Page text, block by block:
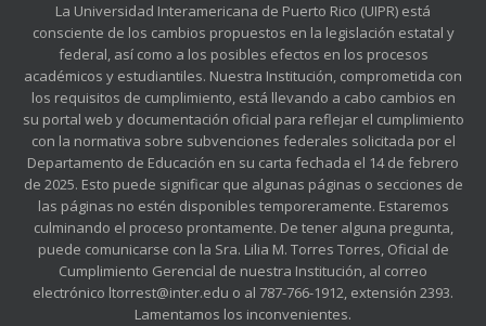
La Universidad Interamericana de Puerto Rico (UIPR) está
consciente de los cambios propuestos en la legislación estatal y
federal, así como a los posibles efectos en los procesos
académicos y estudiantiles. Nuestra Institución, comprometida con
los requisitos de cumplimiento, está llevando a cabo cambios en
su portal web y documentación oficial para reflejar el cumplimiento
con la normativa sobre subvenciones federales solicitada por el
Departamento de Educación en su carta fechada el 14 de febrero
de 2025. Esto puede significar que algunas páginas o secciones de
las páginas no estén disponibles temporeramente. Estaremos
culminando el proceso prontamente. De tener alguna pregunta,
puede comunicarse con la Sra. Lilia M. Torres Torres, Oficial de
Cumplimiento Gerencial de nuestra Institución, al correo
electrónico ltorrest@inter.edu o al 787-766-1912, extensión 2393.
Lamentamos los inconvenientes.